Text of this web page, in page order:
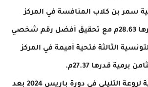
سمر بن كلاب المنافسة في المركز
الخامس برمية قدرها 28.63م مع تحقيق أفضل رقم شخصي
الثالثة فتحية أميمة في المركز
برمية قدرها 27.37م.
وهي الذهبية الثانية لروعة التليلي في دورة باريس 2024 بعد